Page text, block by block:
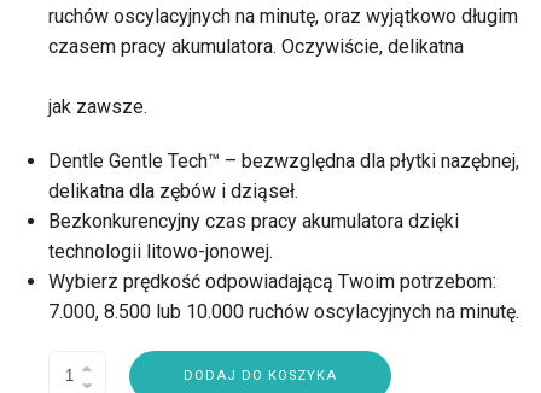
ruchów oscylacyjnych na minutę, oraz wyjątkowo długim
czasem pracy akumulatora. Oczywiście, delikatna
jak zawsze.
Dentle Gentle Tech™ – bezwzględna dla płytki nazębnej,
delikatna dla zębów i dziąseł.
Bezkonkurencyjny czas pracy akumulatora dzięki
technologii litowo-jonowej.
Wybierz prędkość odpowiadającą Twoim potrzebom:
7.000, 8.500 lub 10.000 ruchów oscylacyjnych na minutę.
DODAJ DO KOSZYKA